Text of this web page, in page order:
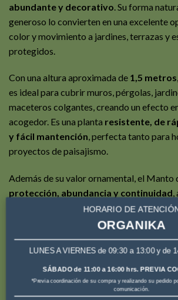
abundante y decorativo . Su forma
generoso lo convierten en una excelente
color y movimiento a jardines, terrazas y
protegidos.
Con una altura aproximada de 1,5 metros
es ideal para cubrir muros, pérgolas,
maceteros colgantes, creando un efecto
acogedor. Es una planta resistente, de
y fácil mantención, perfecta tanto para
proyectos de paisajismo.
Además de su valor ornamental, el Manto
protección, abundancia y continuidad,
sensación natural de refugio y frescura a
🌱 Características principales
Altura aproximada:
en maceta
HORARIO DE
ORGANIKA
LUNES A VIERNES de 09:30 a 13:00 y de
SÁBADO de 11:00 a 16:00 hrs. PREVIA
*Previa coordinación de su compra y realizando su pedido
comunicación.